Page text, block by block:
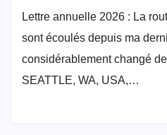
Lettre annuelle 2026 : La
sont écoulés depuis ma
considérablement changé
SEATTLE, WA, USA,…